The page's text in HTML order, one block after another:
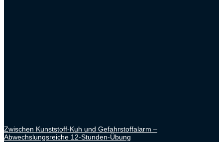
Zwischen Kunststoff-Kuh und Gefahrstoffalarm –
Abwechslungsreiche 12-Stunden-Übung